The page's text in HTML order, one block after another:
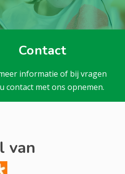
Contact
informatie of bij vragen
contact met ons opnemen.
van